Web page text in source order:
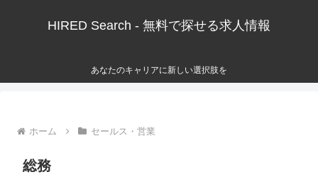
HIRED Search - 無料で探せる求人情報
あなたのキャリアに新しい選択肢を
ホーム セールス・営業
総務